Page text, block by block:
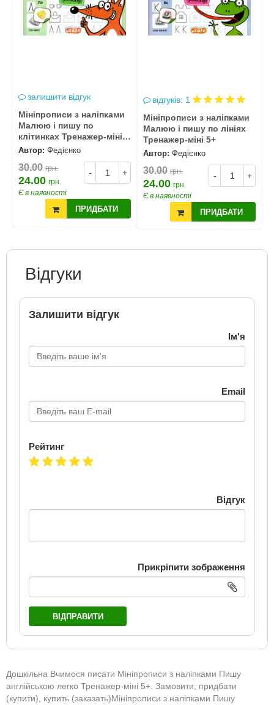
залишити відгук
Мініпрописи з наліпками
Малюю і пишу по
клітинках Тренажер-міні
5+
Автор: Федієнко
- +
30.00 грн.
24.00 грн.
Є в наявності
ПРИДБАТИ
відгуків: 1
Мініпрописи з наліпками
Малюю і пишу по лініях
Тренажер-міні 5+
Автор: Федієнко
- +
30.00 грн.
24.00 грн.
Є в наявності
ПРИДБАТИ
Відгуки
Залишити відгук
Ім'я
Email
Рейтинг
Відгук
Прикріпити зображення
ВІДПРАВИТИ
Дошкільна Вчимося писати Мініпрописи з наліпками Пишу
англійською легко Тренажер-міні 5+. Замовити, придбати
(купити), купить (заказать)Мініпрописи з наліпками Пишу